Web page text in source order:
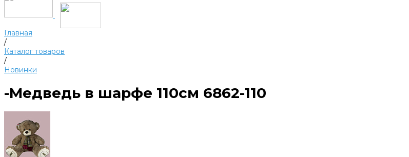
Главная
/
Каталог товаров
/
Новинки
-Медведь в шарфе 110см 6862-110